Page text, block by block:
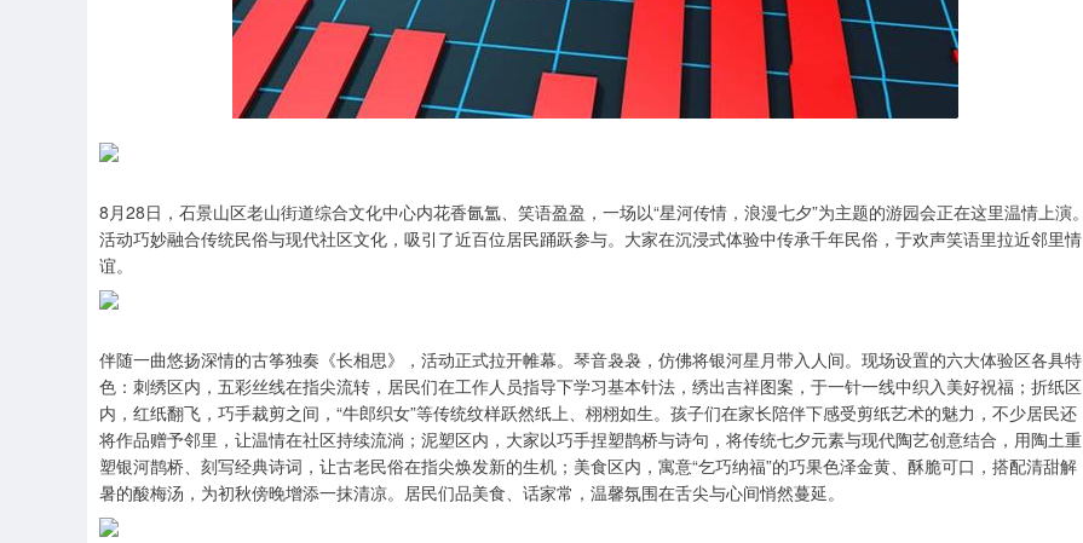
8月28日，石景山区老山街道综合文化中心内花香氤氲、笑语盈盈，一场以“星河传情，浪漫七夕”为主题的游园会正在这里温情上演。
活动巧妙融合传统民俗与现代社区文化，吸引了近百位居民踊跃参与。大家在沉浸式体验中传承千年民俗，于欢声笑语里拉近邻里情
谊。
伴随一曲悠扬深情的古筝独奏《长相思》，活动正式拉开帷幕。琴音袅袅，仿佛将银河星月带入人间。现场设置的六大体验区各具特
色：刺绣区内，五彩丝线在指尖流转，居民们在工作人员指导下学习基本针法，绣出吉祥图案，于一针一线中织入美好祝福；折纸区
内，红纸翻飞，巧手裁剪之间，“牛郎织女”等传统纹样跃然纸上、栩栩如生。孩子们在家长陪伴下感受剪纸艺术的魅力，不少居民还
将作品赠予邻里，让温情在社区持续流淌；泥塑区内，大家以巧手捏塑鹊桥与诗句，将传统七夕元素与现代陶艺创意结合，用陶土重
塑银河鹊桥、刻写经典诗词，让古老民俗在指尖焕发新的生机；美食区内，寓意“乞巧纳福”的巧果色泽金黄、酥脆可口，搭配清甜解
暑的酸梅汤，为初秋傍晚增添一抹清凉。居民们品美食、话家常，温馨氛围在舌尖与心间悄然蔓延。